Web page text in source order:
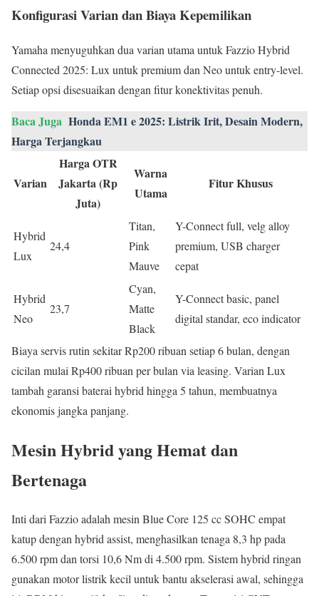
Konfigurasi Varian dan Biaya Kepemilikan
Yamaha menyuguhkan dua varian utama untuk Fazzio Hybrid
Connected 2025: Lux untuk premium dan Neo untuk entry-level.
Setiap opsi disesuaikan dengan fitur konektivitas penuh.
Baca Juga Honda EM1 e 2025: Listrik Irit, Desain Modern,
Harga Terjangkau
Varian
Harga OTR
Jakarta (Rp
Juta)
Warna
Utama
Fitur Khusus
Hybrid
Lux
24,4
Titan,
Pink
Mauve
Y-Connect full, velg alloy
premium, USB charger
cepat
Hybrid
Neo
23,7
Cyan,
Matte
Black
Y-Connect basic, panel
digital standar, eco indicator
Biaya servis rutin sekitar Rp200 ribuan setiap 6 bulan, dengan
cicilan mulai Rp400 ribuan per bulan via leasing. Varian Lux
tambah garansi baterai hybrid hingga 5 tahun, membuatnya
ekonomis jangka panjang.
Mesin Hybrid yang Hemat dan
Bertenaga
Inti dari Fazzio adalah mesin Blue Core 125 cc SOHC empat
katup dengan hybrid assist, menghasilkan tenaga 8,3 hp pada
6.500 rpm dan torsi 10,6 Nm di 4.500 rpm. Sistem hybrid ringan
gunakan motor listrik kecil untuk bantu akselerasi awal, sehingga